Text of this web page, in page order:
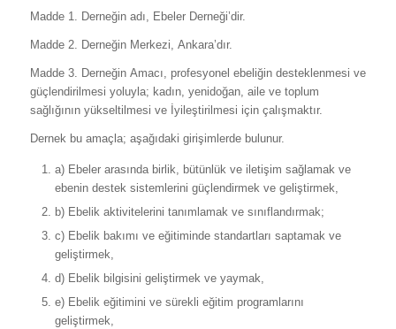
Madde 1. Derneğin adı, Ebeler Derneği’dir.
Madde 2. Derneğin Merkezi, Ankara’dır.
Madde 3. Derneğin Amacı, profesyonel ebeliğin desteklenmesi ve
güçlendirilmesi yoluyla; kadın, yenidoğan, aile ve toplum
sağlığının yükseltilmesi ve İyileştirilmesi için çalışmaktır.
Dernek bu amaçla; aşağıdaki girişimlerde bulunur.
a) Ebeler arasında birlik, bütünlük ve iletişim sağlamak ve
ebenin destek sistemlerini güçlendirmek ve geliştirmek,
b) Ebelik aktivitelerini tanımlamak ve sınıflandırmak;
c) Ebelik bakımı ve eğitiminde standartları saptamak ve
geliştirmek,
d) Ebelik bilgisini geliştirmek ve yaymak,
e) Ebelik eğitimini ve sürekli eğitim programlarını
geliştirmek,